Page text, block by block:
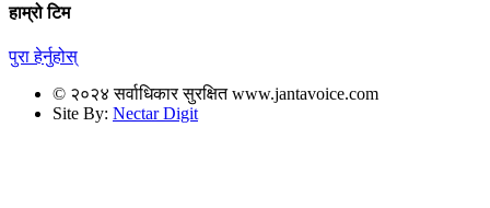
हाम्रो टिम
पुरा हेर्नुहोस्
© २०२४ सर्वाधिकार सुरक्षित www.jantavoice.com
Site By: Nectar Digit